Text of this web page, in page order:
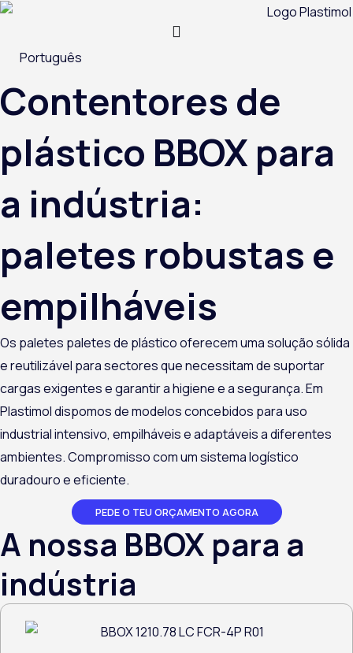
Skip
content
Português
Contentores de
plástico BBOX para
a indústria:
paletes robustas e
empilháveis
Os paletes paletes de plásticooferecem uma solução sólida
e reutilizável para sectores que necessitam de suportar
cargas exigentes e garantir a higiene e a segurança. Em
Plastimoldispomos de modelos concebidos para uso
industrial intensivo, empilháveis e adaptáveis a diferentes
ambientes. Compromisso com um sistema logístico
duradouro e eficiente.
PEDE O TEU ORÇAMENTO AGORA
A nossa BBOX para a
indústria